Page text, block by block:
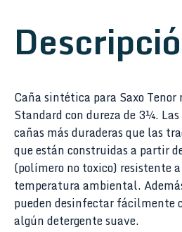
Caña sintética para Saxo Tenor
Standard con dureza de 3¼. Las
cañas más duraderas que las
que están construidas a partir
(polímero no toxico) resistente
temperatura ambiental.
pueden desinfectar fácilmente
algún detergente suave.